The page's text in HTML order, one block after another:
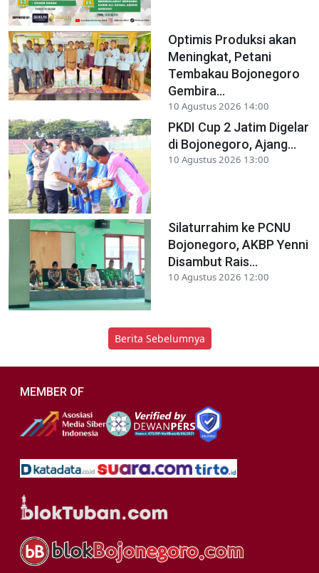
Optimis Produksi akan
Meningkat, Petani
Tembakau Bojonegoro
Gembira...
10 Agustus 2026 14:00
PKDI Cup 2 Jatim Digelar
di Bojonegoro, Ajang...
10 Agustus 2026 13:00
Silaturrahim ke PCNU
Bojonegoro, AKBP Yenni
Disambut Rais...
10 Agustus 2026 12:00
Berita Sebelumnya
MEMBER OF